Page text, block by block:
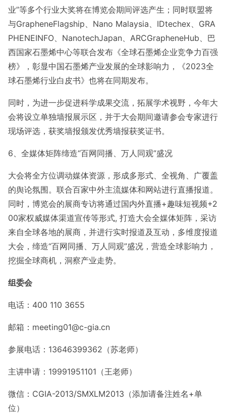
业”等多个行业大奖将在博览会期间评选产生；同时联盟将
与GrapheneFlagship、Nano Malaysia、IDtechex、GRA
PHENEINFO、NanotechJapan、ARCGrapheneHub、巴
西国家石墨烯中心等联合发布《全球石墨烯企业竞争力百强
榜》，彰显中国石墨烯产业发展的全球影响力，《2023全
球石墨烯行业白皮书》也将在同期发布。
同时，为进一步促进科学成果交流，拓展学术视野，今年大
会将设立单独墙报展示区，并于大会期间邀请参会专家进行
现场评选，获奖墙报颁发优秀墙报获奖证书。
6、全媒体矩阵缔造“百网同播、万人同观”盛况
大会将全方位调动媒体资源，形成多形式、全视角、广覆盖
的舆论氛围。联合百家中外主流媒体和网站进行直播报道。
同时，博览会的展商专访将通过国内外直播+趣味短视频+2
00家权威媒体渠道宣传等形式, 打造大会全媒体矩阵，采访
来自全球各地的展商，并进行实时报道及互动，多维度报道
大会，缔造“百网同播、万人同观”盛况，营造全球影响力，
挖掘全球商机，洞察产业走势。
组委会
电话：400 110 3655
邮箱：meeting01@c-gia.cn
参展电话：13646399362（苏老师）
主讲申请：19991951101（王老师）
微信：CGIA-2013/SMXLM2013（添加请备注姓名+单
位）